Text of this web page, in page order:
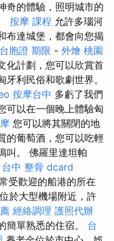
奇的體驗，照明城市的
按摩 課程 允許多瑙河
布達城堡，都會向您揭
台胞證 期限 - 外燴 桃園
化計劃，您可以欣賞首
利民俗和歌劇世界。
按摩台中 多虧了我們
可以在一個晚上體驗匈
您可以將其關閉的地
的葡萄酒，您可以吃輕
叫。 佛羅里達坦帕
台中 整骨 dcard
受歡迎的船港的所在
於大型機場附近，許
經絡調理 護照代辦
簡單熟悉的住宿。 台